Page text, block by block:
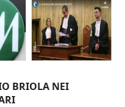
BRIOLA NEI